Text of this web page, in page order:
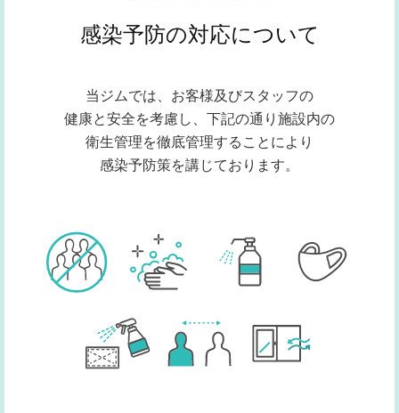
感染予防の対応について
当ジムでは、お客様及びスタッフの
健康と安全を考慮し、 下記の通り施設内の
衛生管理を徹底管理することにより
感染予防策を講じております。